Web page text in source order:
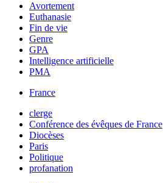
Avortement
Euthanasie
Fin de vie
Genre
GPA
Intelligence artificielle
PMA
France
clerge
Conférence des évêques de France
Diocèses
Paris
Politique
profanation